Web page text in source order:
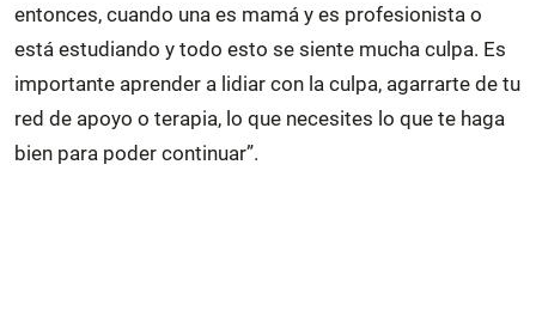
entonces, cuando una es mamá y es profesionista o
está estudiando y todo esto se siente mucha culpa. Es
importante aprender a lidiar con la culpa, agarrarte de tu
red de apoyo o terapia, lo que necesites lo que te haga
bien para poder continuar”.